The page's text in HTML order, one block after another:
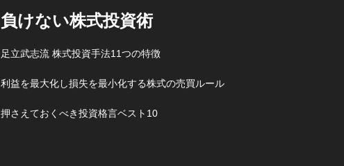
負けない株式投資術
足立武志流 株式投資手法11つの特徴
利益を最大化し損失を最小化する株式の売買ルール
押さえておくべき投資格言ベスト10